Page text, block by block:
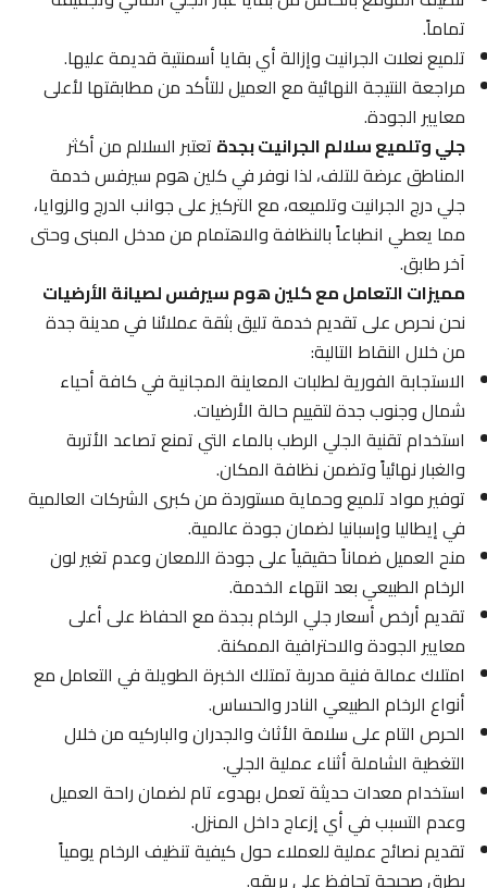
تماماً.
تلميع نعلات الجرانيت وإزالة أي بقايا أسمنتية قديمة عليها.
مراجعة النتيجة النهائية مع العميل للتأكد من مطابقتها لأعلى
معايير الجودة.
جلي وتلميع سلالم الجرانيت بجدةتعتبر السلالم من أكثر
المناطق عرضة للتلف، لذا نوفر في كلين هوم سيرفس خدمة
جلي درج الجرانيت وتلميعه، مع التركيز على جوانب الدرج والزوايا،
مما يعطي انطباعاً بالنظافة والاهتمام من مدخل المبنى وحتى
آخر طابق.
مميزات التعامل مع كلين هوم سيرفس لصيانة الأرضيات
نحن نحرص على تقديم خدمة تليق بثقة عملائنا في مدينة جدة
من خلال النقاط التالية:
الاستجابة الفورية لطلبات المعاينة المجانية في كافة أحياء
شمال وجنوب جدة لتقييم حالة الأرضيات.
استخدام تقنية الجلي الرطب بالماء التي تمنع تصاعد الأتربة
والغبار نهائياً وتضمن نظافة المكان.
توفير مواد تلميع وحماية مستوردة من كبرى الشركات العالمية
في إيطاليا وإسبانيا لضمان جودة عالمية.
منح العميل ضماناً حقيقياً على جودة اللمعان وعدم تغير لون
الرخام الطبيعي بعد انتهاء الخدمة.
تقديم أرخص أسعار جلي الرخام بجدة مع الحفاظ على أعلى
معايير الجودة والاحترافية الممكنة.
امتلاك عمالة فنية مدربة تمتلك الخبرة الطويلة في التعامل مع
أنواع الرخام الطبيعي النادر والحساس.
الحرص التام على سلامة الأثاث والجدران والباركيه من خلال
التغطية الشاملة أثناء عملية الجلي.
استخدام معدات حديثة تعمل بهدوء تام لضمان راحة العميل
وعدم التسبب في أي إزعاج داخل المنزل.
تقديم نصائح عملية للعملاء حول كيفية تنظيف الرخام يومياً
بطرق صحيحة تحافظ على بريقه.